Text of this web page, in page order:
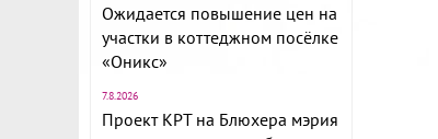
Ожидается повышение цен на
участки в коттеджном посёлке
«Оникс»
7.8.2026
Проект КРТ на Блюхера мэрия